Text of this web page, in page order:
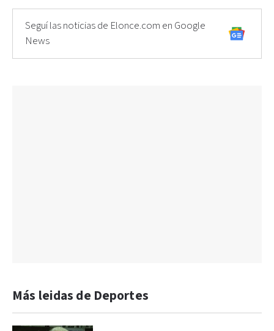
Seguí las noticias de Elonce.com en Google
News
Más leidas de Deportes